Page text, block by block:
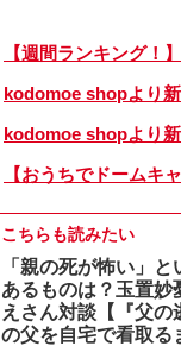
こちらも読みたい
「親の死が怖い」
あるものは？玉置妙
えさん対談【『父の
の父を自宅で看取る